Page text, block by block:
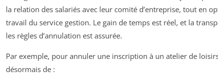
la relation des salariés avec leur comité d’entreprise, tout en
travail du service gestion. Le gain de temps est réel, et la
les règles d’annulation est assurée.
Par exemple, pour annuler une inscription à un atelier de
désormais de :